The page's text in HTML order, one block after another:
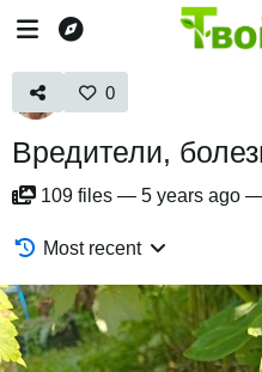
0
Вредители,
109 files — 5 years ago
Most recent